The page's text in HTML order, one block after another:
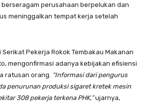
perusahaan berpelukan dan
meninggalkan tempat kerja setelah
Serikat Pekerja Rokok Tembakau Makanan
mengonfirmasi adanya kebijakan efisiensi
ratusan orang. “Informasi dari pengurus
penurunan produksi sigaret kretek mesin
308 pekerja terkena PHK,”ujarnya,